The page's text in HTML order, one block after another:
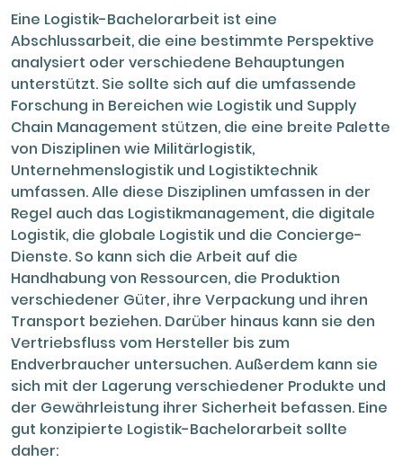
Eine Logistik-Bachelorarbeit ist eine
Abschlussarbeit, die eine bestimmte Perspektive
analysiert oder verschiedene Behauptungen
unterstützt. Sie sollte sich auf die umfassende
Forschung in Bereichen wie Logistik und Supply
Chain Management stützen, die eine breite Palette
von Disziplinen wie Militärlogistik,
Unternehmenslogistik und Logistiktechnik
umfassen. Alle diese Disziplinen umfassen in der
Regel auch das Logistikmanagement, die digitale
Logistik, die globale Logistik und die Concierge-
Dienste. So kann sich die Arbeit auf die
Handhabung von Ressourcen, die Produktion
verschiedener Güter, ihre Verpackung und ihren
Transport beziehen. Darüber hinaus kann sie den
Vertriebsfluss vom Hersteller bis zum
Endverbraucher untersuchen. Außerdem kann sie
sich mit der Lagerung verschiedener Produkte und
der Gewährleistung ihrer Sicherheit befassen. Eine
gut konzipierte Logistik-Bachelorarbeit sollte
daher: